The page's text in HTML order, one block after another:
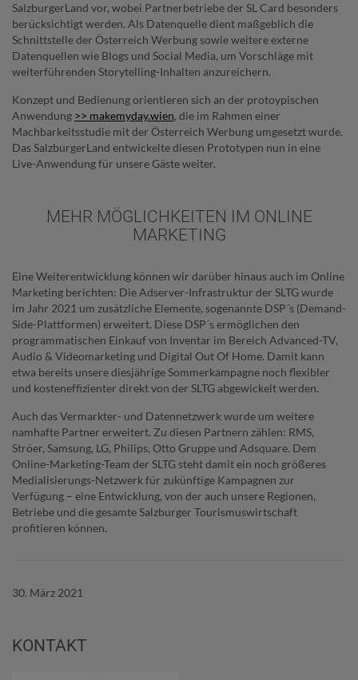
SalzburgerLand vor, wobei Partnerbetriebe der SL Card besonders
berücksichtigt werden. Als Datenquelle dient maßgeblich die
Schnittstelle der Österreich Werbung sowie weitere externe
Datenquellen wie Blogs und Social Media, um Vorschläge mit
weiterführenden Storytelling-Inhalten anzureichern.
Konzept und Bedienung orientieren sich an der protoypischen
Anwendung >> makemyday.wien, die im Rahmen einer
Machbarkeitsstudie mit der Österreich Werbung umgesetzt wurde.
Das SalzburgerLand entwickelte diesen Prototypen nun in eine
Live-Anwendung für unsere Gäste weiter.
MEHR MÖGLICHKEITEN IM ONLINE
MARKETING
Eine Weiterentwicklung können wir darüber hinaus auch im Online
Marketing berichten: Die Adserver-Infrastruktur der SLTG wurde
im Jahr 2021 um zusätzliche Elemente, sogenannte DSP´s (Demand-
Side-Plattformen) erweitert. Diese DSP´s ermöglichen den
programmatischen Einkauf von Inventar im Bereich Advanced-TV,
Audio & Videomarketing und Digital Out Of Home. Damit kann
etwa bereits unsere diesjährige Sommerkampagne noch flexibler
und kosteneffizienter direkt von der SLTG abgewickelt werden.
Auch das Vermarkter- und Datennetzwerk wurde um weitere
namhafte Partner erweitert. Zu diesen Partnern zählen: RMS,
Ströer, Samsung, LG, Philips, Otto Gruppe und Adsquare. Dem
Online-Marketing-Team der SLTG steht damit ein noch größeres
Medialisierungs-Netzwerk für zukünftige Kampagnen zur
Verfügung – eine Entwicklung, von der auch unsere Regionen,
Betriebe und die gesamte Salzburger Tourismuswirtschaft
profitieren können.
30. März 2021
KONTAKT